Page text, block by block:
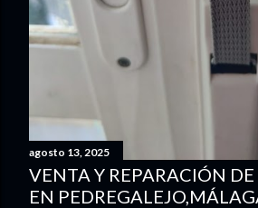
agosto 13, 2025
VENTA Y REPARACIÓN
EN